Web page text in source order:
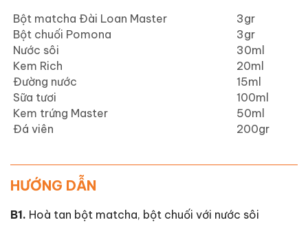
Bột matcha Đài Loan Master
3gr
Bột chuối Pomona
3gr
Nước sôi
30ml
Kem Rich
20ml
Đường nước
15ml
Sữa tươi
100ml
Kem trứng Master
50ml
Đá viên
200gr
HƯỚNG DẪN
B1. Hoà tan bột matcha, bột chuối với nước sôi